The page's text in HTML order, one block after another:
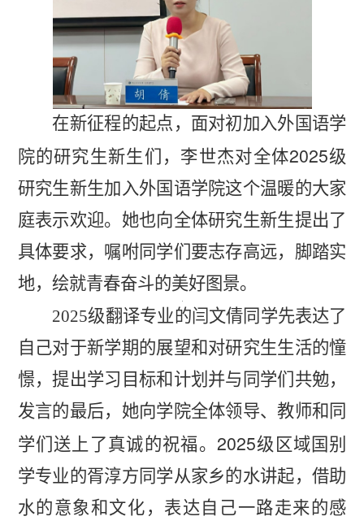
在新征程的起点，面对初加入外国语学
院的研究生新生们，李世杰对全体2025级
研究生新生加入外国语学院这个温暖的大家
庭表示欢迎。她也向全体研究生新生提出了
具体要求，嘱咐同学们要志存高远，脚踏实
地，绘就青春奋斗的美好图景。
2025级翻译专业的闫文倩同学先表达了
自己对于新学期的展望和对研究生生活的憧
憬，提出学习目标和计划并与同学们共勉，
发言的最后，她向学院全体领导、教师和同
学们送上了真诚的祝福。 2025级区域国别
学专业的胥淳方同学从家乡的水讲起，借助
水的意象和文化，表达自己一路走来的感